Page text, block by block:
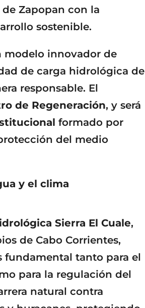
Zapopan con la
sostenible.
modelo innovador de
de carga hidrológica de
responsable. El
de Regeneración, y será
formado por
del medio
y el clima
Sierra El Cuale,
de Cabo Corrientes,
fundamental tanto para el
para la regulación del
natural contra